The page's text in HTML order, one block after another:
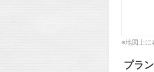
※地図上に
プラ